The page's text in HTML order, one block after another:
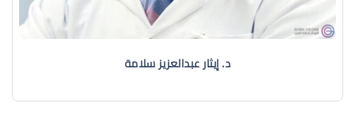
د. إيثار عبدالعزيز سلامة